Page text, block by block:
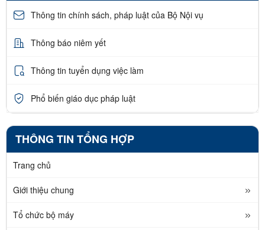
Thông tin chính sách, pháp luật của Bộ Nội vụ
Thông báo niêm yết
Thông tin tuyển dụng việc làm
Phổ biến giáo dục pháp luật
THÔNG TIN TỔNG HỢP
Trang chủ
Giới thiệu chung
Tổ chức bộ máy